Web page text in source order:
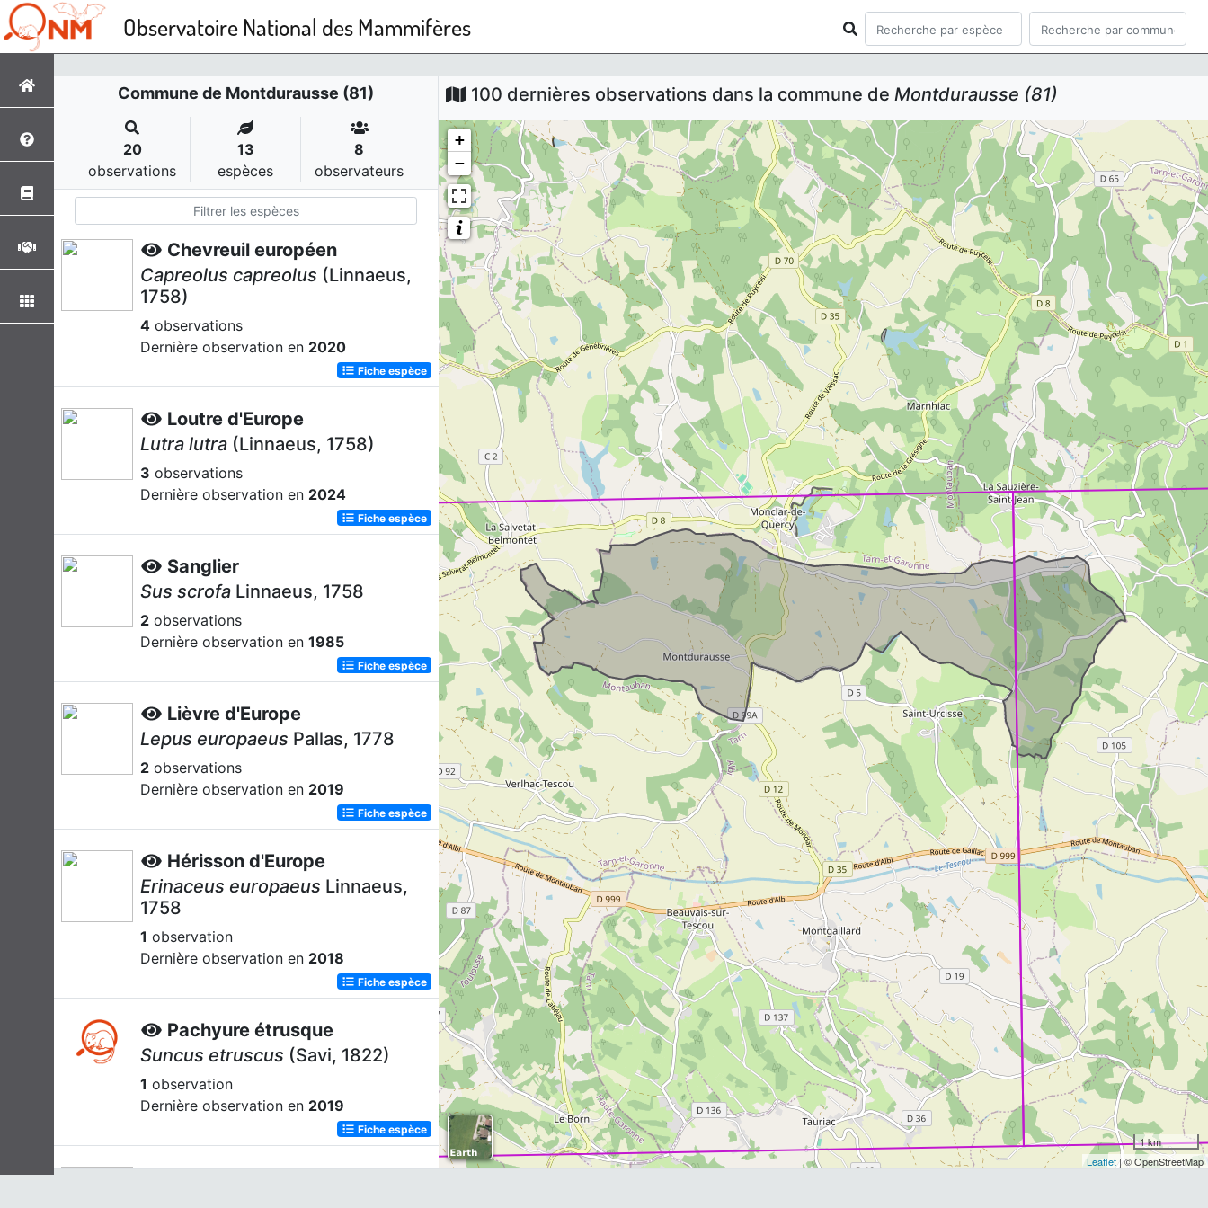
Observatoire National des Mammifères
Commune de Montdurausse (81)
20
observations
13
espèces
8
observateurs
Chevreuil européen
Capreolus capreolus (Linnaeus,
1758)
4 observations
Dernière observation en 2020
Fiche espèce
Loutre d'Europe
Lutra lutra (Linnaeus, 1758)
3 observations
Dernière observation en 2024
Fiche espèce
Sanglier
Sus scrofa Linnaeus, 1758
2 observations
Dernière observation en 1985
Fiche espèce
Lièvre d'Europe
Lepus europaeus Pallas, 1778
2 observations
Dernière observation en 2019
Fiche espèce
Hérisson d'Europe
Erinaceus europaeus Linnaeus,
1758
1 observation
Dernière observation en 2018
Fiche espèce
Pachyure étrusque
Suncus etruscus (Savi, 1822)
1 observation
Dernière observation en 2019
Fiche espèce
100 dernières observations dans la commune de Montdurausse (81)
+
−
1 km
Leaflet | © OpenStreetMap